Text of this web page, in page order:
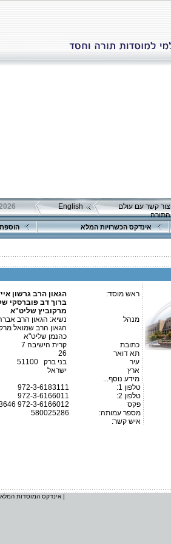
צור קשר עם עולם
התורה
English
08/08/
אינדקס הכשרויות המלא
ראש מוסד:
הגאון הרב גרשון
ברוך דב פוברסקי
מרקוביץ שליט"א
מנהל
נשיא: הגאון הרב
הגאון הרב שמואל
כהנמן שליט"א
כתובת
קרית הישיבה 7
תא דואר
26
עיר
בני ברק 51100
ארץ
ישראל
מידע נוסף...
טלפון 1:
טלפון 2:
פקס
מספר עמותה:
איש קשר:
972-3-6183111
972-3-6166011
972-3-6166012
580025286
אינדקס המוסדות המלא |